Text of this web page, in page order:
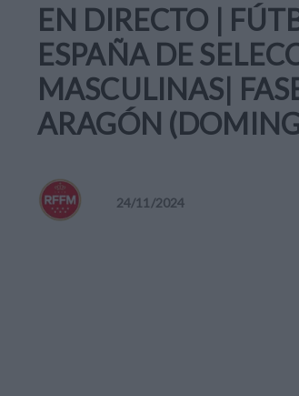
EN DIRECTO |
ESPAÑA DE
MASCULINAS|
ARAGÓN
24/11 /2024